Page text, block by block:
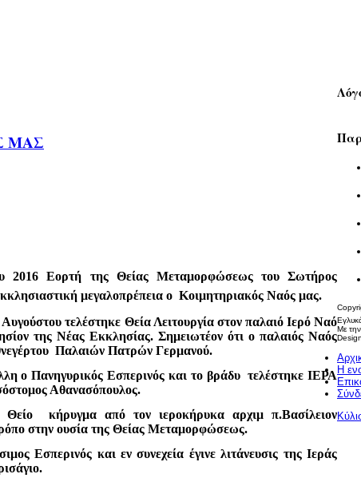
ΜΑΣ
2016 Εορτή της Θείας Μεταμορφώσεως του Σωτήρος
μεγαλοπρέπεια ο Κοιμητηριακός Ναός μας.
τελέστηκε Θεία Λειτουργία στον παλαιό Ιερό Ναό
της Νέας Εκκλησίας. Σημειωτέον ότι ο παλαιός Ναός
Παλαιών Πατρών Γερμανού.
ο Πανηγυρικός Εσπερινός και το βράδυ τελέστηκε ΙΕΡΑ
Αθανασόπουλος.
κήρυγμα από τον ιεροκήρυκα αρχιμ π.Βασίλειον
στην ουσία της Θείας Μεταμορφώσεως.
Εσπερινός και εν συνεχεία έγινε λιτάνευσις της Ιεράς
Με
Η